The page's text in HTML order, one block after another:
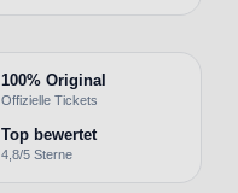
100% Original
Offizielle Tickets
Top bewertet
4,8/5 Sterne